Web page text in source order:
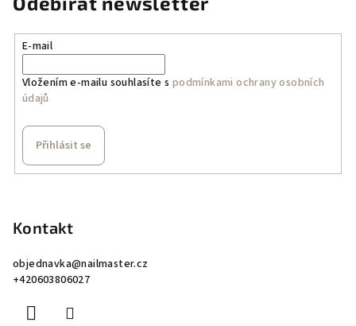
E-mail
Vložením e-mailu souhlasíte s podmínkami ochrany osobních
údajů
Přihlásit se
Kontakt
objednavka@nailmaster.cz
+420603806027